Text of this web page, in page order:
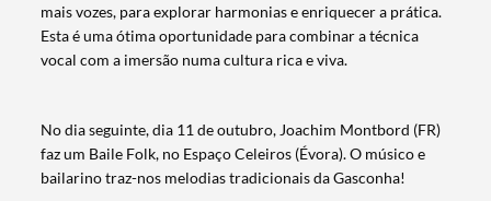
mais vozes, para explorar harmonias e enriquecer a prática.
Esta é uma ótima oportunidade para combinar a técnica
vocal com a imersão numa cultura rica e viva.
No dia seguinte, dia 11 de outubro, Joachim Montbord (FR)
faz um Baile Folk, no Espaço Celeiros (Évora). O músico e
bailarino traz-nos melodias tradicionais da Gasconha!